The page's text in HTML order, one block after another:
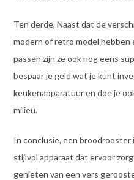
Ten derde, Naast dat de
modern of retro model hebben
passen zijn ze ook nog eens
bespaar je geld wat je kunt
keukenapparatuur en doe je
milieu.
In conclusie, een broodrooster
stijlvol apparaat dat ervoor
genieten van een vers